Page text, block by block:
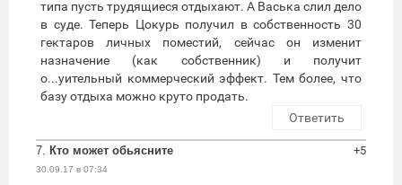
типа пусть трудящиеся отдыхают. А Васька слил дело
в суде. Теперь Цокурь получил в собственность 30
гектаров личных поместий, сейчас он изменит
назначение (как собственник) и получит
о...уительный коммерческий эффект. Тем более, что
базу отдыха можно круто продать.
Ответить
7. Кто может обьясните
30.09.17 в 07:34
+5